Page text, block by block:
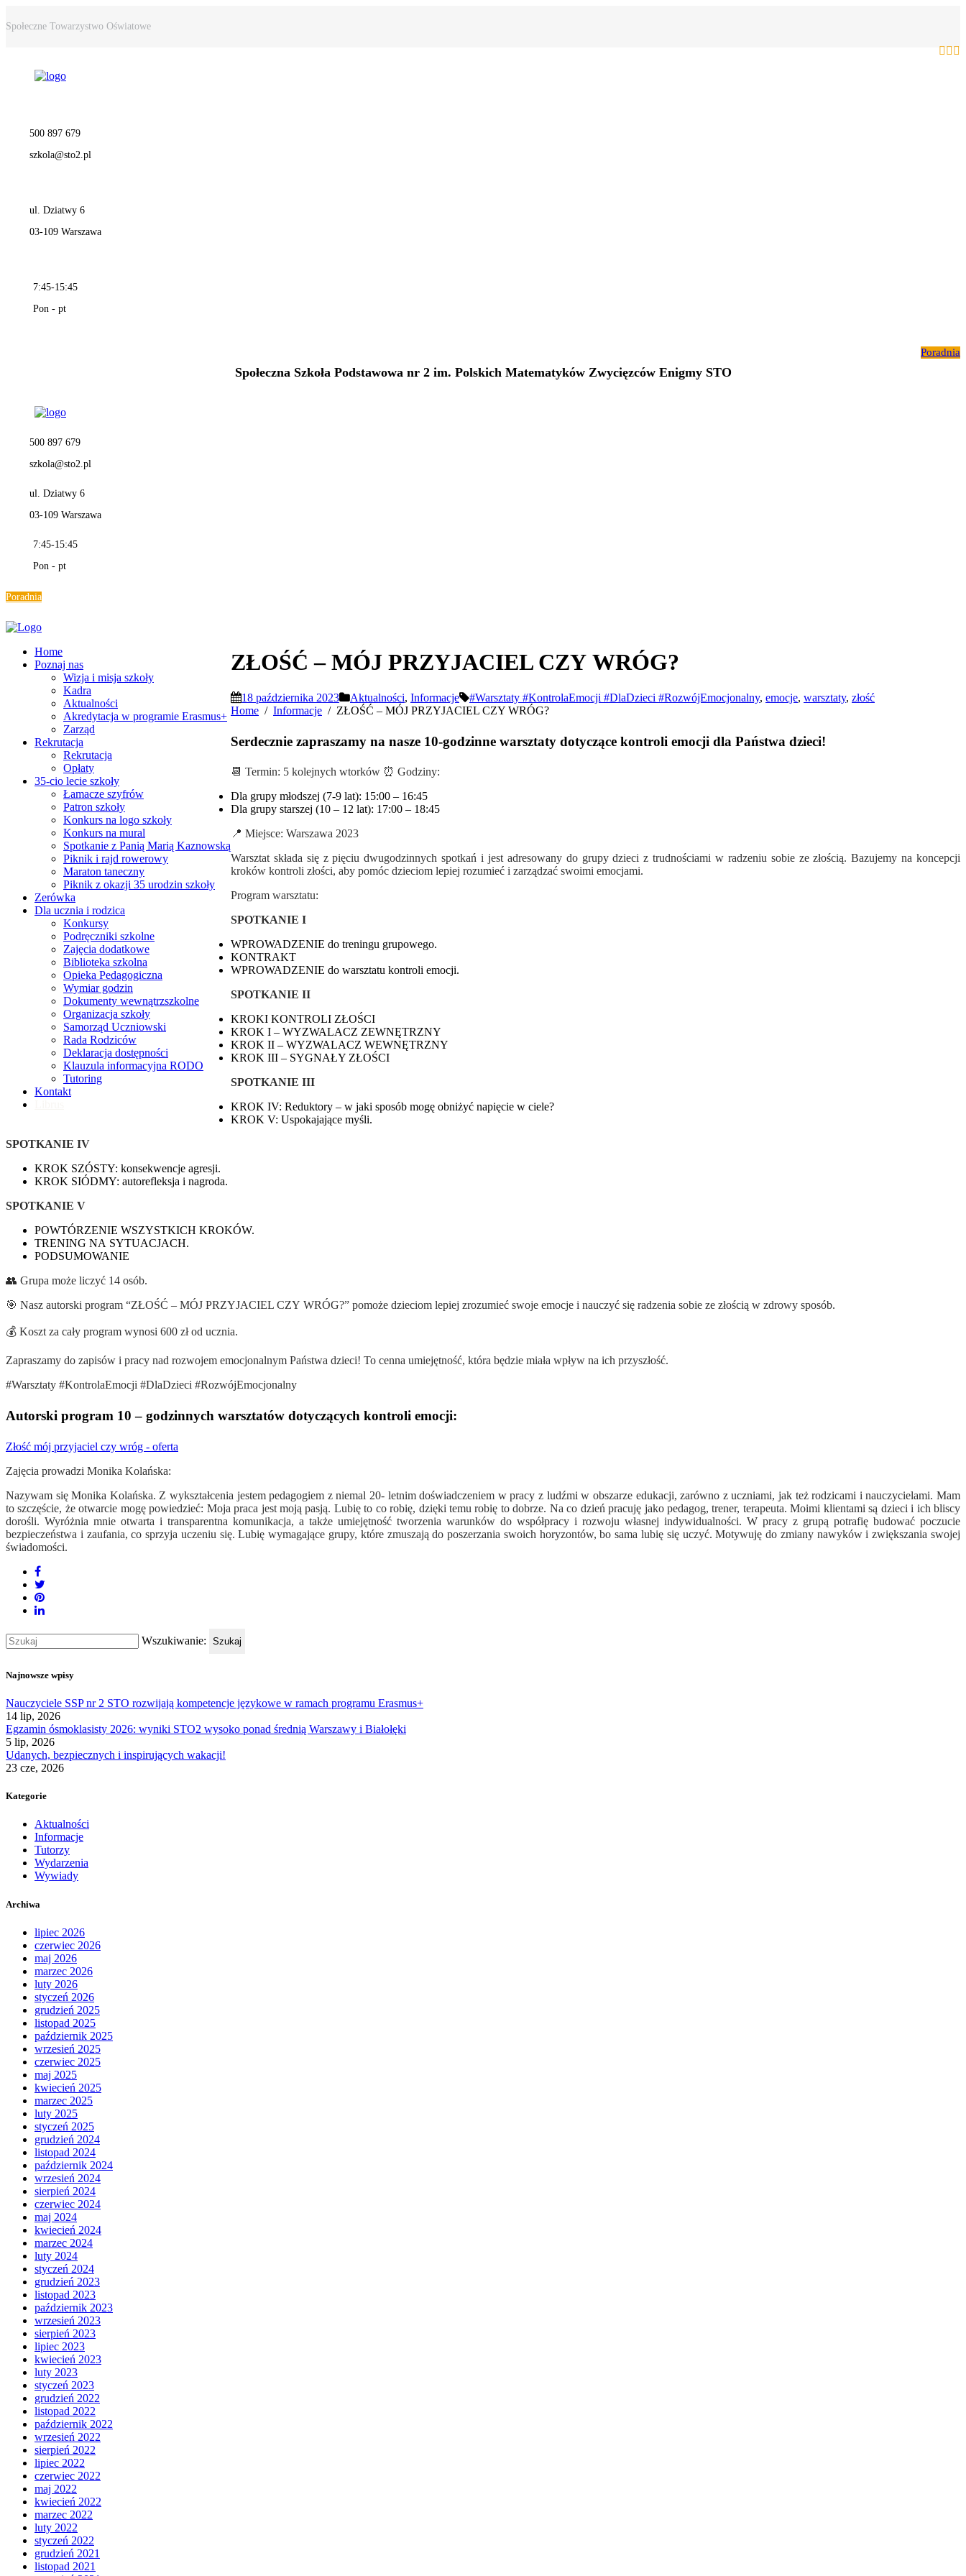
Społeczne Towarzystwo Oświatowe
500 897 679
szkola@sto2.pl
ul. Dziatwy 6
03-109 Warszawa
7:45-15:45
Pon - pt
Poradnia
Społeczna Szkoła Podstawowa nr 2 im. Polskich Matematyków Zwycięzców Enigmy STO
500 897 679
szkola@sto2.pl
ul. Dziatwy 6
03-109 Warszawa
7:45-15:45
Pon - pt
Poradnia
Home
Poznaj nas
Wizja i misja szkoły
Kadra
Aktualności
Akredytacja w programie Erasmus+
Zarząd
Rekrutacja
Rekrutacja
Opłaty
35-cio lecie szkoły
Łamacze szyfrów
Patron szkoły
Konkurs na logo szkoły
Konkurs na mural
Spotkanie z Panią Marią Kaznowską
Piknik i rajd rowerowy
Maraton taneczny
Piknik z okazji 35 urodzin szkoły
Zerówka
Dla ucznia i rodzica
Konkursy
Podręczniki szkolne
Zajęcia dodatkowe
Biblioteka szkolna
Opieka Pedagogiczna
Wymiar godzin
Dokumenty wewnątrzszkolne
Organizacja szkoły
Samorząd Uczniowski
Rada Rodziców
Deklaracja dostępności
Klauzula informacyjna RODO
Tutoring
Kontakt
ZŁOŚĆ – MÓJ PRZYJACIEL CZY WRÓG?
18 października 2023 Aktualności, Informacje #Warsztaty #KontrolaEmocji #DlaDzieci #RozwójEmocjonalny, emocje, warsztaty, złość
Home
Informacje ZŁOŚĆ – MÓJ PRZYJACIEL CZY WRÓG?
Serdecznie zapraszamy na nasze 10-godzinne warsztaty dotyczące kontroli emocji dla Państwa dzieci!
📆 Termin: 5 kolejnych wtorków ⏰ Godziny:
Dla grupy młodszej (7-9 lat): 15:00 – 16:45
Dla grupy starszej (10 – 12 lat): 17:00 – 18:45
📍 Miejsce: Warszawa 2023
Warsztat składa się z pięciu dwugodzinnych spotkań i jest adresowany do grupy dzieci z trudnościami w radzeniu sobie ze złością. Bazujemy na koncepcji
kroków kontroli złości, aby pomóc dzieciom lepiej rozumieć i zarządzać swoimi emocjami.
Program warsztatu:
SPOTKANIE I
WPROWADZENIE do treningu grupowego.
KONTRAKT
WPROWADZENIE do warsztatu kontroli emocji.
SPOTKANIE II
KROKI KONTROLI ZŁOŚCI
KROK I – WYZWALACZ ZEWNĘTRZNY
KROK II – WYZWALACZ WEWNĘTRZNY
KROK III – SYGNAŁY ZŁOŚCI
SPOTKANIE III
KROK IV: Reduktory – w jaki sposób mogę obniżyć napięcie w ciele?
KROK V: Uspokajające myśli.
SPOTKANIE IV
KROK SZÓSTY: konsekwencje agresji.
KROK SIÓDMY: autorefleksja i nagroda.
SPOTKANIE V
POWTÓRZENIE WSZYSTKICH KROKÓW.
TRENING NA SYTUACJACH.
PODSUMOWANIE
👥 Grupa może liczyć 14 osób.
🎯 Nasz autorski program “ZŁOŚĆ – MÓJ PRZYJACIEL CZY WRÓG?” pomoże dzieciom lepiej zrozumieć swoje emocje i nauczyć się radzenia sobie ze złością w zdrowy sposób.
💰 Koszt za cały program wynosi 600 zł od ucznia.
Zapraszamy do zapisów i pracy nad rozwojem emocjonalnym Państwa dzieci! To cenna umiejętność, która będzie miała wpływ na ich przyszłość.
#Warsztaty #KontrolaEmocji #DlaDzieci #RozwójEmocjonalny
Autorski program 10 – godzinnych warsztatów dotyczących kontroli emocji:
Złość mój przyjaciel czy wróg - oferta
Zajęcia prowadzi Monika Kolańska:
Nazywam się Monika Kolańska. Z wykształcenia jestem pedagogiem z niemal 20- letnim doświadczeniem w pracy z ludźmi w obszarze edukacji, zarówno z uczniami, jak też rodzicami i nauczycielami. Mam
to szczęście, że otwarcie mogę powiedzieć: Moja praca jest moją pasją. Lubię to co robię, dzięki temu robię to dobrze. Na co dzień pracuję jako pedagog, trener, terapeuta. Moimi klientami są dzieci i ich bliscy
dorośli. Wyróżnia mnie otwarta i transparentna komunikacja, a także umiejętność tworzenia warunków do współpracy i rozwoju własnej indywidualności. W pracy z grupą potrafię budować poczucie
bezpieczeństwa i zaufania, co sprzyja uczeniu się. Lubię wymagające grupy, które zmuszają do poszerzania swoich horyzontów, bo sama lubię się uczyć. Motywuję do zmiany nawyków i zwiększania swojej
świadomości.
Wszukiwanie: Szukaj
Najnowsze wpisy
Nauczyciele SSP nr 2 STO rozwijają kompetencje językowe w ramach programu Erasmus+
14 lip, 2026
Egzamin ósmoklasisty 2026: wyniki STO2 wysoko ponad średnią Warszawy i Białołęki
5 lip, 2026
Udanych, bezpiecznych i inspirujących wakacji!
23 cze, 2026
Kategorie
Aktualności
Informacje
Tutorzy
Wydarzenia
Wywiady
Archiwa
lipiec 2026
czerwiec 2026
maj 2026
marzec 2026
luty 2026
styczeń 2026
grudzień 2025
listopad 2025
październik 2025
wrzesień 2025
czerwiec 2025
maj 2025
kwiecień 2025
marzec 2025
luty 2025
styczeń 2025
grudzień 2024
listopad 2024
październik 2024
wrzesień 2024
sierpień 2024
czerwiec 2024
maj 2024
kwiecień 2024
marzec 2024
luty 2024
styczeń 2024
grudzień 2023
listopad 2023
październik 2023
wrzesień 2023
sierpień 2023
lipiec 2023
kwiecień 2023
luty 2023
styczeń 2023
grudzień 2022
listopad 2022
październik 2022
wrzesień 2022
sierpień 2022
lipiec 2022
czerwiec 2022
maj 2022
kwiecień 2022
marzec 2022
luty 2022
styczeń 2022
grudzień 2021
listopad 2021